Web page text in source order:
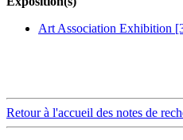
Art Association Exhibition
Retour à l'accueil des notes de